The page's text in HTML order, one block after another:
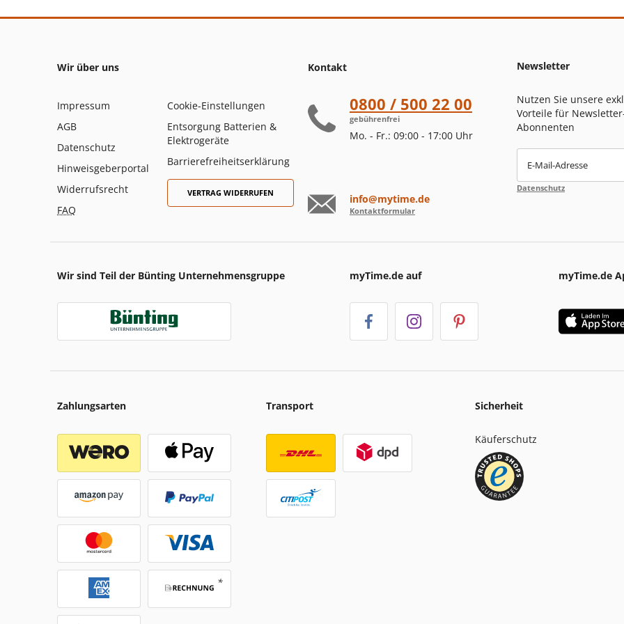
Wir über uns
Impressum
AGB
Datenschutz
Hinweisgeberportal
Widerrufsrecht
FAQ
Cookie-Einstellungen
Entsorgung Batterien &
Elektrogeräte
Barrierefreiheitserklärung
VERTRAG WIDERRUFEN
Kontakt
0800 / 500 22 00
gebührenfrei
Mo. - Fr.: 09:00 - 17:00 Uhr
info@mytime.de
Kontaktformular
Newsletter
Nutzen Sie unsere
Vorteile für
Abonnenten
E-Mail-Adresse
Datenschutz
Wir sind Teil der Bünting Unternehmensgruppe myTime.de auf myTime.de
Zahlungsarten Transport Sicherheit
Käuferschutz